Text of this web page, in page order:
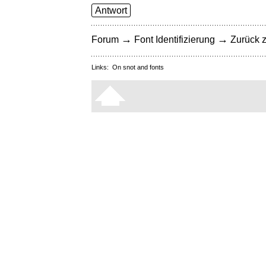
Antwort
Forum → Font Identifizierung → Zurück
Links: On snot and fonts